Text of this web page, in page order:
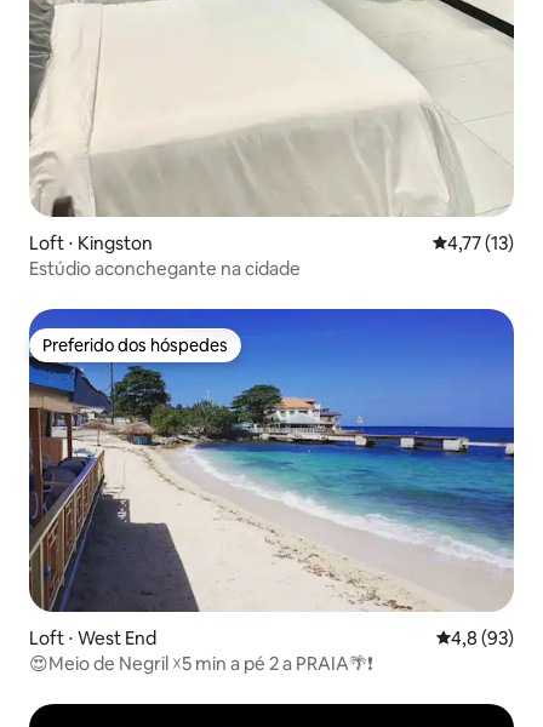
Loft ⋅ Kingston 4,77 de uma
4,77 (13)
Estúdio aconchegante na cidade
Preferido dos hóspedes
Preferido dos hóspedes
Loft ⋅ West End 4,8 de uma
4,8 (93)
😍Meio de Negril ☓5 min a pé 2 a PRAIA🌴❗